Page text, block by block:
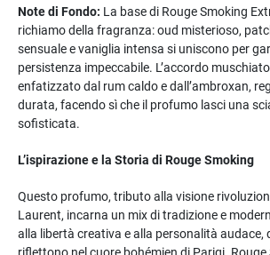
Note di Fondo: La base di Rouge Smoking
richiamo della fragranza: oud misterioso,
sensuale e vaniglia intensa si uniscono per
persistenza impeccabile. L’accordo
enfatizzato dal rum caldo e dall’ambroxan,
durata, facendo sì che il profumo lasci una
sofisticata.
L’ispirazione e la Storia di Rouge Smoking
Questo profumo, tributo alla visione
Laurent, incarna un mix di tradizione e
alla libertà creativa e alla personalità audace,
riflettono nel cuore bohémien di Parigi.